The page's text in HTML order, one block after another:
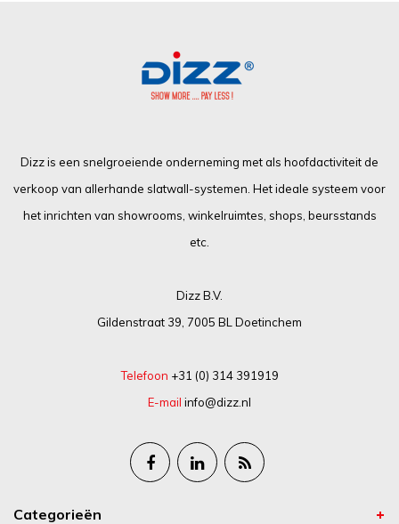
Dizz is een snelgroeiende onderneming met als hoofdactiviteit de
verkoop van allerhande slatwall-systemen. Het ideale systeem voor
het inrichten van showrooms, winkelruimtes, shops, beursstands
etc.
Dizz B.V.
Gildenstraat 39, 7005 BL Doetinchem
Telefoon +31 (0) 314 391919
E-mail info@dizz.nl
Categorieën